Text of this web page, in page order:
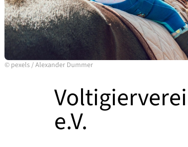
© pexels/Alexander Dummer
e.V.